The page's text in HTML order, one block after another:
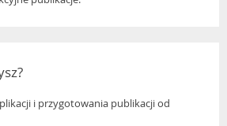
i przygotowania publikacji od